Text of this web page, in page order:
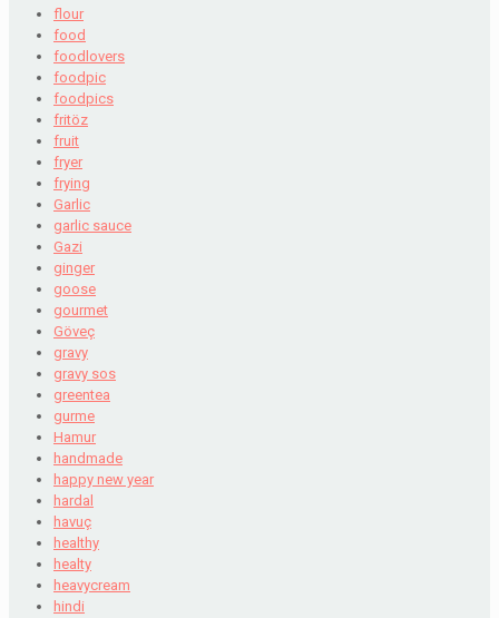
flour
food
foodlovers
foodpic
foodpics
fritöz
fruit
fryer
frying
Garlic
garlic sauce
Gazi
ginger
goose
gourmet
Göveç
gravy
gravy sos
greentea
gurme
Hamur
handmade
happy new year
hardal
havuç
healthy
healty
heavycream
hindi